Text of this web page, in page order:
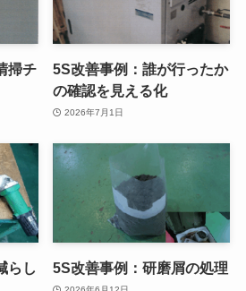
掃チ
5S改善事例：誰が行ったか
の確認を見える化
2026年7月1日
らし
5S改善事例：研磨屑の処理